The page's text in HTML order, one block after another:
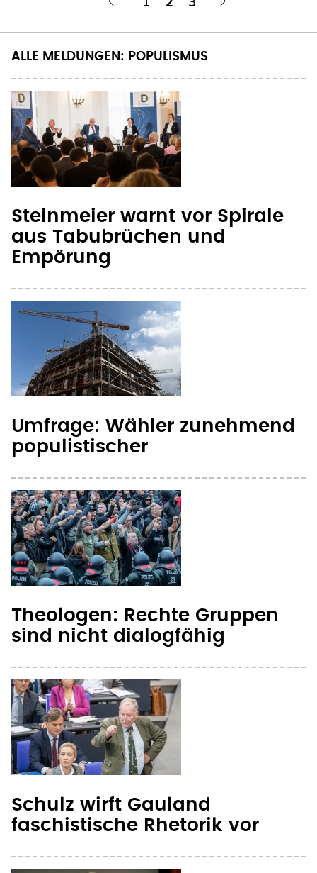
Aktuelle
2
Nächste Seite ››
ALLE MELDUNGEN: POPULISMUS
Steinmeier warnt vor Spirale
aus Tabubrüchen und
Empörung
Umfrage: Wähler zunehmend
populistischer
Theologen: Rechte Gruppen
sind nicht dialogfähig
Schulz wirft Gauland
faschistische Rhetorik vor